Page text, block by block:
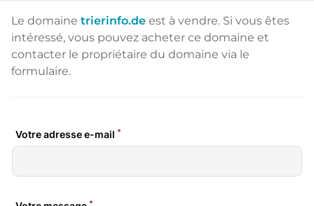
Le domaine trierinfo.de est à vendre. Si vous êtes
intéressé, vous pouvez acheter ce domaine et
contacter le propriétaire du domaine via le
formulaire.